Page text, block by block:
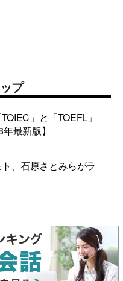
プ
」と「TOEFL」
最新版】
、石原さとみらがラ